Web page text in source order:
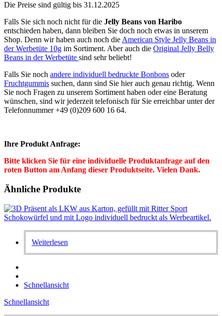
Die Preise sind gültig bis 31.12.2025
Falls Sie sich noch nicht für die Jelly Beans von Haribo
entschieden haben, dann bleiben Sie doch noch etwas in unserem
Shop. Denn wir haben auch noch die American Style Jelly Beans in
der Werbetüte 10g im Sortiment. Aber auch die Original Jelly Belly
Beans in der Werbetüte sind sehr beliebt!
Falls Sie noch andere individuell bedruckte Bonbons oder
Fruchtgummis suchen, dann sind Sie hier auch genau richtig. Wenn
Sie noch Fragen zu unserem Sortiment haben oder eine Beratung
wünschen, sind wir jederzeit telefonisch für Sie erreichbar unter der
Telefonnummer +49 (0)209 600 16 64.
Ihre Produkt Anfrage:
Bitte klicken Sie für eine individuelle Produktanfrage auf den
roten Button am Anfang dieser Produktseite. Vielen Dank.
Ähnliche Produkte
Weiterlesen
Schnellansicht
Schnellansicht